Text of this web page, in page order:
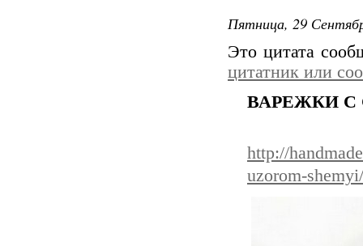
Пятница, 29
Это цитата
цитатник или
ВАРЕЖКИ
http://
uzorom-shemyi/